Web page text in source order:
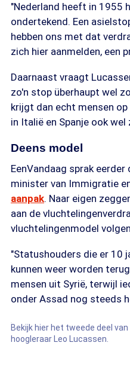
"Nederland heeft in 1955
ondertekend. Een
hebben ons met dat
zich hier aanmelden, een
Daarnaast vraagt
zo'n stop überhaupt wel
krijgt dan echt mensen
in Italië en Spanje ook wel
Deens model
EenVandaag sprak
minister van Immigratie
aanpak. Naar eigen
aan de
vluchtelingenmodel
"Statushouders die er 10
kunnen weer worden
mensen uit Syrië, terwijl
onder Assad nog steeds
Bekijk hier het tweede deel
hoogleraar Leo Lucassen.